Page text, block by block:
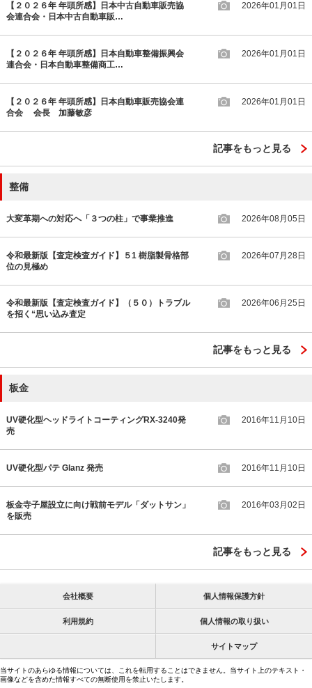
【２０２６年 年頭所感】日本中古自動車販売協
会連合会・日本中古自動車販…
2026年01月01日
【２０２６年 年頭所感】日本自動車整備振興会
連合会・日本自動車整備商工…
2026年01月01日
【２０２６年 年頭所感】日本自動車販売協会連
合会 会長 加藤敏彦
2026年01月01日
記事をもっと見る
整備
大変革期への対応へ「３つの柱」で事業推進 2026年08月05日
令和最新版【査定検査ガイド】５1 樹脂製骨格部
位の見極め
2026年07月28日
令和最新版【査定検査ガイド】（５０）トラブル
を招く“思い込み査定
2026年06月25日
記事をもっと見る
板金
UV硬化型ヘッドライトコーティングRX-3240発
売
2016年11月10日
UV硬化型パテ Glanz 発売 2016年11月10日
板金寺子屋設立に向け戦前モデル「ダットサン」
を販売
2016年03月02日
記事をもっと見る
会社概要 個人情報保護方針
利用規約 個人情報の取り扱い
サイトマップ
当サイトのあらゆる情報については、これを転用することはできません。当サイト上のテキスト・
画像などを含めた情報すべての無断使用を禁止いたします。